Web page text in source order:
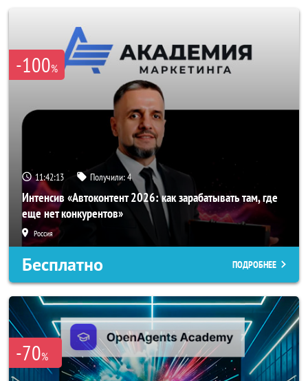
-100%
11:42:11 Получили:4
Интенсив «Автоконтент 2026: как зарабатывать там, где
еще нет конкурентов»
Россия
Бесплатно ПОДРОБНЕЕ
-70%